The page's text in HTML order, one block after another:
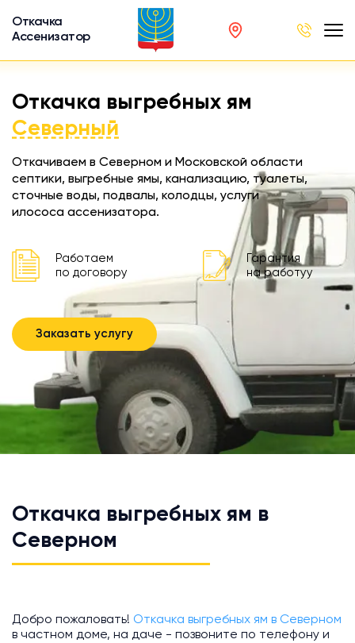
Откачка
Ассенизатор
Откачка выгребных ям
Северный
Откачиваем в Северном и Московской области
септики, выгребные ямы, канализацию, туалеты,
сточные воды, подвалы, колодцы, услуги
илососа ассенизатора.
Работаем
по договору
Гарантия
на работуу
Заказать услугу
Откачка выгребных ям в
Северном
Добро пожаловать! Откачка выгребных ям в Северном
в частном доме, на даче - позвоните по телефону и